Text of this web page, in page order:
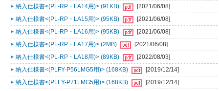
納入仕様書<(PL-RP・LA14用)> (91KB)
[2021/06/08]
納入仕様書<(PL-RP・LA15用)> (95KB)
[2021/06/08]
納入仕様書<(PL-RP・LA16用)> (95KB)
[2021/06/08]
納入仕様書<(PL-RP・LA17用)> (2MB)
[2021/06/08]
納入仕様書<(PL-RP・LA18用)> (89KB)
[2022/08/03]
納入仕様書<(PLFY-P56LMG5用)> (168KB)
[2019/12/14]
納入仕様書<(PLFY-P71LMG5用)> (168KB)
[2019/12/14]